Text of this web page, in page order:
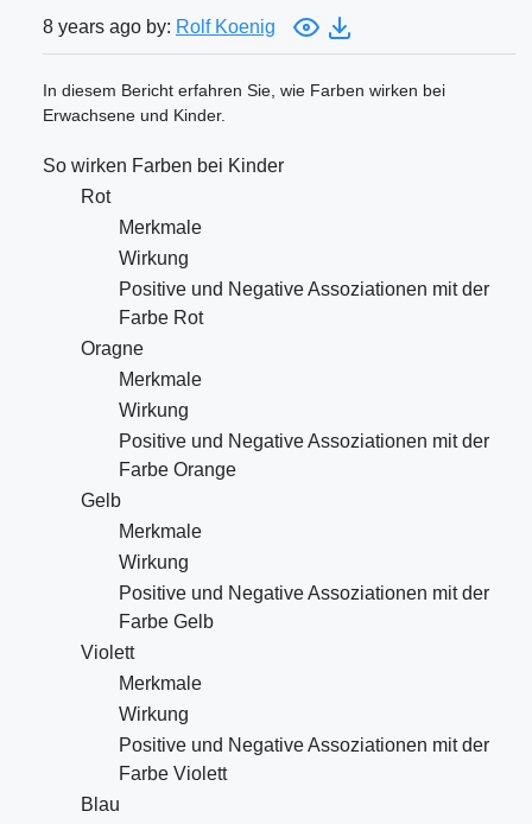
8 years ago by: Rolf Koenig
In diesem Bericht erfahren Sie, wie Farben wirken bei
Erwachsene und Kinder.
So wirken Farben bei Kinder
Rot
Merkmale
Wirkung
Positive und Negative Assoziationen mit der
Farbe Rot
Oragne
Merkmale
Wirkung
Positive und Negative Assoziationen mit der
Farbe Orange
Gelb
Merkmale
Wirkung
Positive und Negative Assoziationen mit der
Farbe Gelb
Violett
Merkmale
Wirkung
Positive und Negative Assoziationen mit der
Farbe Violett
Blau